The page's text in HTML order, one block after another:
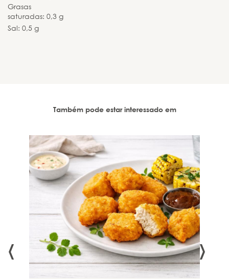
Grasas
saturadas: 0,3 g
Sal: 0,5 g
Também pode estar interessado em
‹ ›